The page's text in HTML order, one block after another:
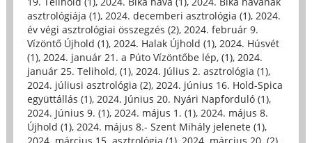
asztrológiája (1), 2024. decemberi asztrológia (1), 2024.
év végi asztrológiai összegzés (2), 2024. február 9.
Vízöntő Újhold (1), 2024. Halak Újhold (1), 2024. Húsvét
(1), 2024. január 21. a Púto Vízöntőbe lép, (1), 2024.
január 25. Telihold, (1), 2024. Július 2. asztrológia (1),
2024. júliusi asztrológia (2), 2024. június 16. Hold-Spica
együttállás (1), 2024. Június 20. Nyári Napforduló (1),
2024. Június 9. (1), 2024. május 1. (1), 2024. május 8.
Újhold (1), 2024. május 8.- Szent Mihály jelenete (1),
2024. március 15. asztrológia (1), 2024. március 20. (2),